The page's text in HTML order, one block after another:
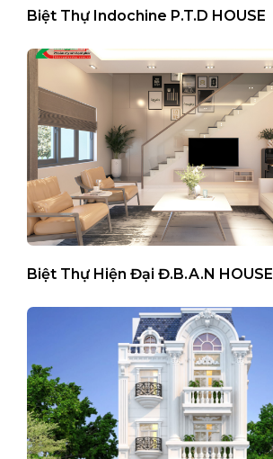
Biệt Thự Indochine P.T.D HOUSE
Biệt Thự Hiện Đại Đ.B.A.N HOUSE